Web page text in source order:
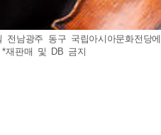
전남광주 동구 국립아시아문화전
*재판매 및 DB 금지